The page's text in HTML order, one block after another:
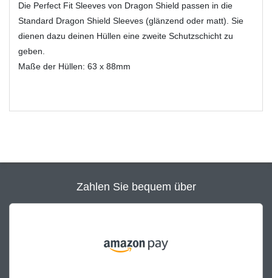
Die Perfect Fit Sleeves von Dragon Shield passen in die
Standard Dragon Shield Sleeves (glänzend oder matt). Sie
dienen dazu deinen Hüllen eine zweite Schutzschicht zu
geben.
Maße der Hüllen: 63 x 88mm
Zahlen Sie bequem über